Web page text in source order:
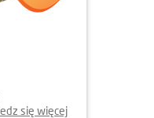
się więcej